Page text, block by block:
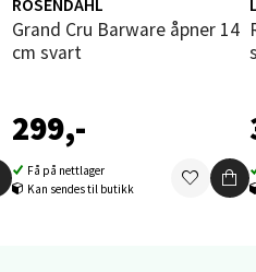
Grand Cru Barware åpner 14
cm svart
299,-
Få på nettlager
Kan sendes til butikk
Roero